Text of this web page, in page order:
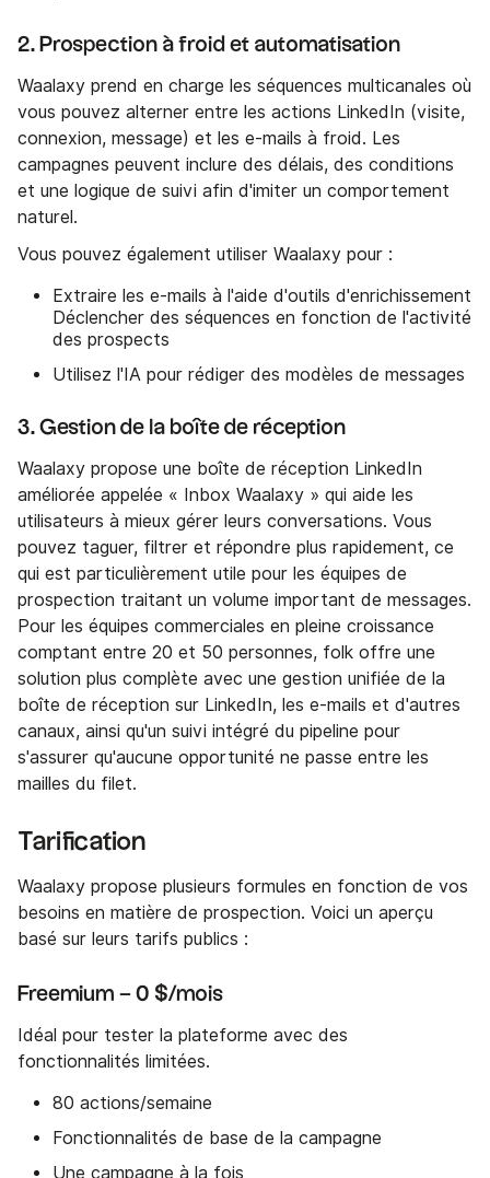
2. Prospection à froid et automatisation
Waalaxy prend en charge les séquences multicanales où
vous pouvez alterner entre les actions LinkedIn (visite,
connexion, message) et les e-mails à froid. Les
campagnes peuvent inclure des délais, des conditions
et une logique de suivi afin d'imiter un comportement
naturel.
Vous pouvez également utiliser Waalaxy pour :
Extraire les e-mails à l'aide d'outils d'enrichissement
Déclencher des séquences en fonction de l'activité
des prospects
Utilisez l'IA pour rédiger des modèles de messages
3. Gestion de la boîte de réception
Waalaxy propose une boîte de réception LinkedIn
améliorée appelée « Inbox Waalaxy » qui aide les
utilisateurs à mieux gérer leurs conversations. Vous
pouvez taguer, filtrer et répondre plus rapidement, ce
qui est particulièrement utile pour les équipes de
prospection traitant un volume important de messages.
Pour les équipes commerciales en pleine croissance
comptant entre 20 et 50 personnes, folk offre une
solution plus complète avec une gestion unifiée de la
boîte de réception sur LinkedIn, les e-mails et d'autres
canaux, ainsi qu'un suivi intégré du pipeline pour
s'assurer qu'aucune opportunité ne passe entre les
mailles du filet.
Tarification
Waalaxy propose plusieurs formules en fonction de vos
besoins en matière de prospection. Voici un aperçu
basé sur leurs tarifs publics :
Freemium – 0 $/mois
Idéal pour tester la plateforme avec des
fonctionnalités limitées.
80 actions/semaine
Fonctionnalités de base de la campagne
Une campagne à la fois